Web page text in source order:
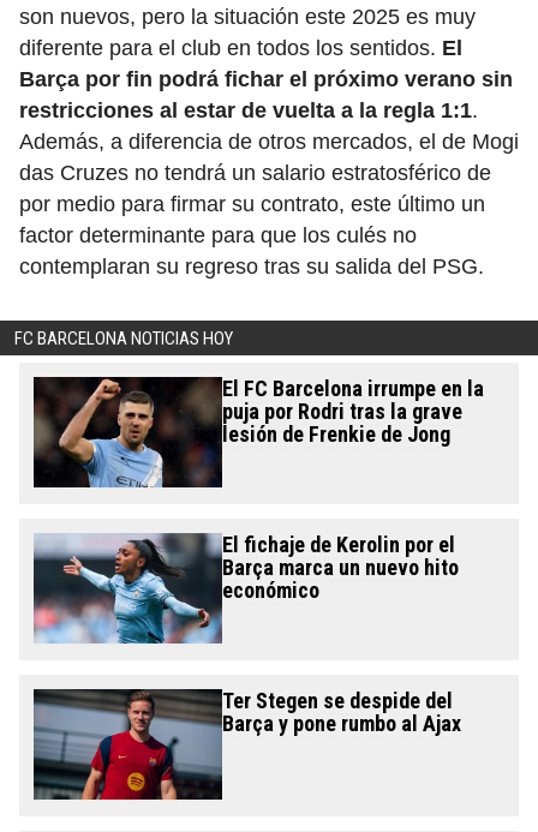
son nuevos, pero la situación este 2025 es muy
diferente para el club en todos los sentidos. El
Barça por fin podrá fichar el próximo verano sin
restricciones al estar de vuelta a la regla 1:1.
Además, a diferencia de otros mercados, el de Mogi
das Cruzes no tendrá un salario estratosférico de
por medio para firmar su contrato, este último un
factor determinante para que los culés no
contemplaran su regreso tras su salida del PSG.
FC BARCELONA NOTICIAS HOY
El FC Barcelona irrumpe en la
puja por Rodri tras la grave
lesión de Frenkie de Jong
El fichaje de Kerolin por el
Barça marca un nuevo hito
económico
Ter Stegen se despide del
Barça y pone rumbo al Ajax